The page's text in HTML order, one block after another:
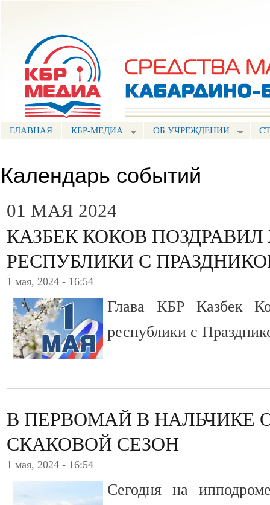
ГЛАВНАЯ КБР-МЕДИА ОБ УЧРЕЖДЕНИИ
Календарь событий
01 МАЯ 2024
КАЗБЕК КОКОВ
РЕСПУБЛИКИ С
1 мая, 2024 - 16:54
Глава КБР Казбек
республики с
В ПЕРВОМАЙ В НАЛЬЧИКЕ
СКАКОВОЙ СЕЗОН
1 мая, 2024 - 16:54
Сегодня на